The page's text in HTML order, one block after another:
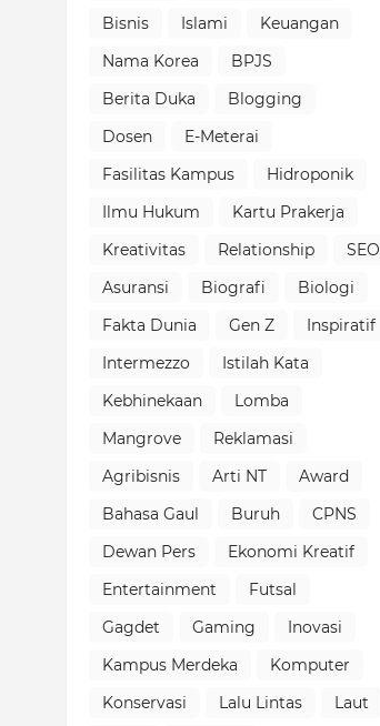
Bisnis
Islami
Keuangan
Nama Korea
BPJS
Berita Duka
Blogging
Dosen
E-Meterai
Fasilitas Kampus
Hidroponik
Ilmu Hukum
Kartu Prakerja
Kreativitas
Relationship
SEO
Asuransi
Biografi
Biologi
Fakta Dunia
Gen Z
Inspiratif
Intermezzo
Istilah Kata
Kebhinekaan
Lomba
Mangrove
Reklamasi
Agribisnis
Arti NT
Award
Bahasa Gaul
Buruh
CPNS
Dewan Pers
Ekonomi Kreatif
Entertainment
Futsal
Gagdet
Gaming
Inovasi
Kampus Merdeka
Komputer
Konservasi
Lalu Lintas
Laut